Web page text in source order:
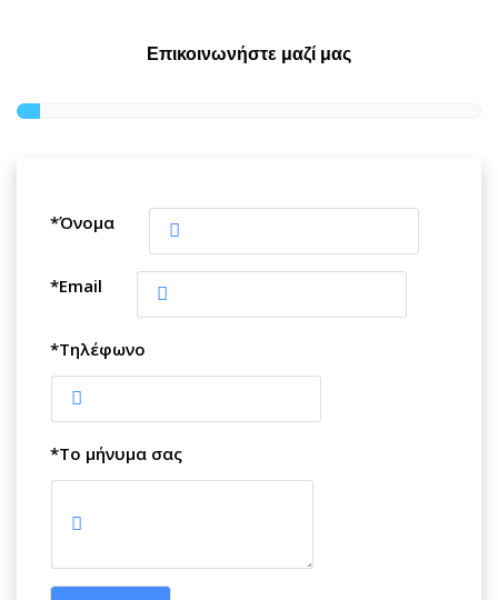
Επικοινωνήστε μαζί μας
*Όνομα
*Email
*Τηλέφωνο
*Το μήνυμα σας